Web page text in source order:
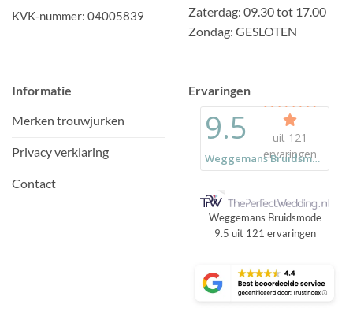
KVK-nummer: 04005839
Zaterdag: 09.30 tot 17.00
Zondag: GESLOTEN
Informatie
Merken trouwjurken
Privacy verklaring
Contact
Ervaringen
Weggemans Bruidsmode
9.5 uit 121 ervaringen